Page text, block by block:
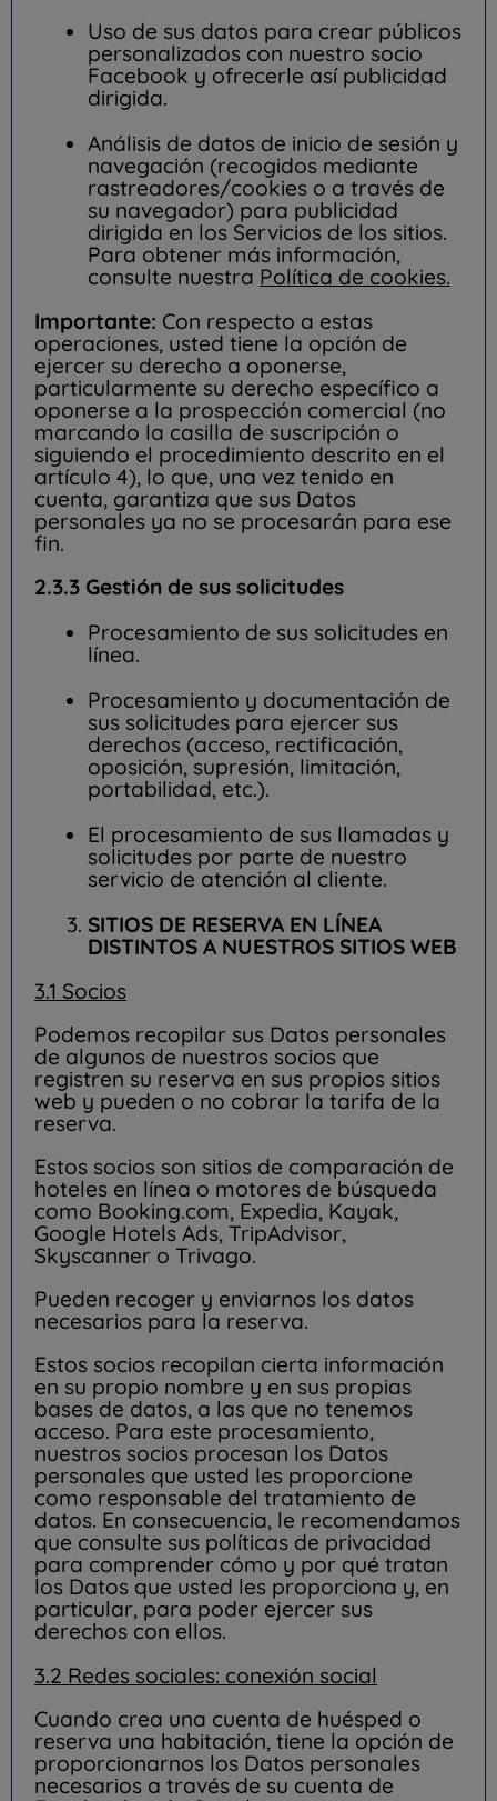
Uso de sus datos para crear públicos
personalizados con nuestro socio
Facebook y ofrecerle así publicidad
dirigida.
Análisis de datos de inicio de sesión y
navegación (recogidos mediante
rastreadores/cookies o a través de
su navegador) para publicidad
dirigida en los Servicios de los sitios.
Para obtener más información,
consulte nuestra Política de cookies.
Importante: Con respecto a estas
operaciones, usted tiene la opción de
ejercer su derecho a oponerse,
particularmente su derecho específico a
oponerse a la prospección comercial (no
marcando la casilla de suscripción o
siguiendo el procedimiento descrito en el
artículo 4), lo que, una vez tenido en
cuenta, garantiza que sus Datos
personales ya no se procesarán para ese
fin.
2.3.3 Gestión de sus solicitudes
Procesamiento de sus solicitudes en
línea.
Procesamiento y documentación de
sus solicitudes para ejercer sus
derechos (acceso, rectificación,
oposición, supresión, limitación,
portabilidad, etc.).
El procesamiento de sus llamadas y
solicitudes por parte de nuestro
servicio de atención al cliente.
SITIOS DE RESERVA EN LÍNEA
DISTINTOS A NUESTROS SITIOS WEB
3.1 Socios
Podemos recopilar sus Datos personales
de algunos de nuestros socios que
registren su reserva en sus propios sitios
web y pueden o no cobrar la tarifa de la
reserva.
Estos socios son sitios de comparación de
hoteles en línea o motores de búsqueda
como Booking.com, Expedia, Kayak,
Google Hotels Ads, TripAdvisor,
Skyscanner o Trivago.
Pueden recoger y enviarnos los datos
necesarios para la reserva.
Estos socios recopilan cierta información
en su propio nombre y en sus propias
bases de datos, a las que no tenemos
acceso. Para este procesamiento,
nuestros socios procesan los Datos
personales que usted les proporcione
como responsable del tratamiento de
datos. En consecuencia, le recomendamos
que consulte sus políticas de privacidad
para comprender cómo y por qué tratan
los Datos que usted les proporciona y, en
particular, para poder ejercer sus
derechos con ellos.
3.2 Redes sociales: conexión social
Cuando crea una cuenta de huésped o
reserva una habitación, tiene la opción de
proporcionarnos los Datos personales
necesarios a través de su cuenta de